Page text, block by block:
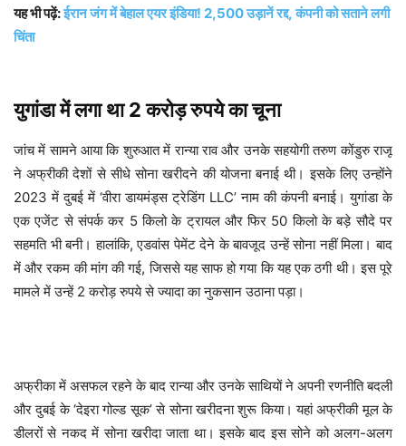
यह भी पढ़ें:ईरान जंग में बेहाल एयर इंडिया! 2,500 उड़ानें रद्द, कंपनी को सताने लगी
चिंता
युगांडा में लगा था 2 करोड़ रुपये का चूना
जांच में सामने आया कि शुरुआत में रान्या राव और उनके सहयोगी तरुण कोंडुरु राजू
ने अफ्रीकी देशों से सीधे सोना खरीदने की योजना बनाई थी। इसके लिए उन्होंने
2023 में दुबई में ‘वीरा डायमंड्स ट्रेडिंग LLC’ नाम की कंपनी बनाई। युगांडा के
एक एजेंट से संपर्क कर 5 किलो के ट्रायल और फिर 50 किलो के बड़े सौदे पर
सहमति भी बनी। हालांकि, एडवांस पेमेंट देने के बावजूद उन्हें सोना नहीं मिला। बाद
में और रकम की मांग की गई, जिससे यह साफ हो गया कि यह एक ठगी थी। इस पूरे
मामले में उन्हें 2 करोड़ रुपये से ज्यादा का नुकसान उठाना पड़ा।
अफ्रीका में असफल रहने के बाद रान्या और उनके साथियों ने अपनी रणनीति बदली
और दुबई के ‘देइरा गोल्ड सूक’ से सोना खरीदना शुरू किया। यहां अफ्रीकी मूल के
डीलरों से नकद में सोना खरीदा जाता था। इसके बाद इस सोने को अलग-अलग